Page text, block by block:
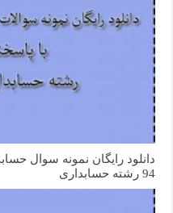
94 رشته حسابداری